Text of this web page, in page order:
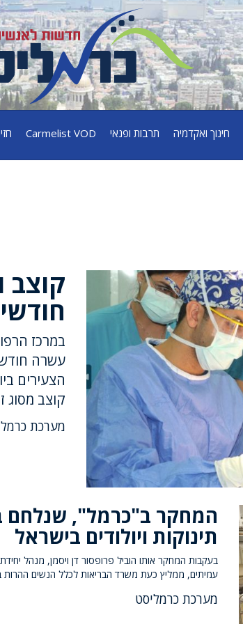
חינוך ואקדמיה תרבות ופנאי Carmelist VOD
הצעירים
קוצב מסוג
מערכת
המחקר ב"כרמל", שנלחם
תינוקות ויולודים בישראל
בעקבות המחקר אותו הוביל פרופסור דן ויסמן, מנהל
עמיתים, ממליץ כעת משרד הבריאות לכלל הנשים
מערכת כרמליסט